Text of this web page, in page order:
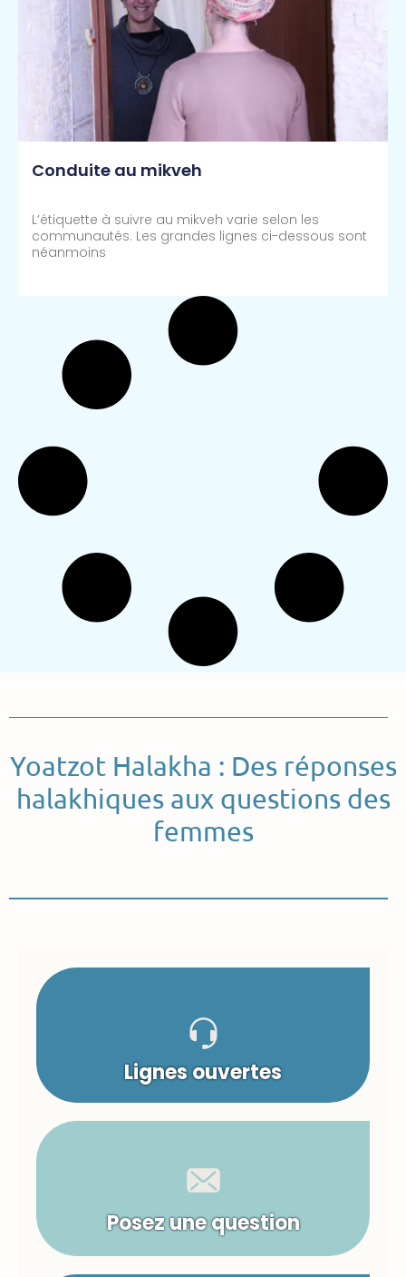
Conduite au mikveh
L’étiquette à suivre au mikveh varie selon les
communautés. Les grandes lignes ci-dessous sont
néanmoins
Yoatzot Halakha : Des réponses
halakhiques aux questions des
femmes
Lignes ouvertes
Posez une question